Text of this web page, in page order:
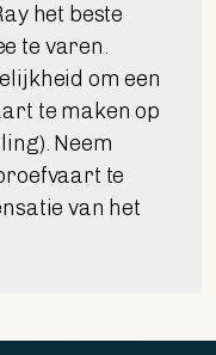
het beste
te varen.
om een
te maken op
Neem
te
van het